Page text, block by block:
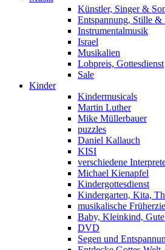
Künstler, Singer &
Entspannung, Stille &
Instrumentalmusik
Israel
Musikalien
Lobpreis, Gottesdienst
Sale
Kinder
Kindermusicals
Martin Luther
Mike Müllerbauer
puzzles
Daniel Kallauch
KISI
verschiedene
Michael Kienapfel
Kindergottesdienst
Kindergarten, Kita,
musikalische
Baby, Kleinkind,
DVD
Segen und